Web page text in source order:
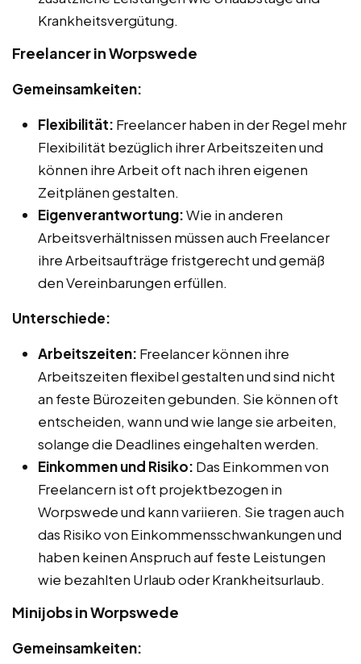
Krankheitsvergütung.
Freelancer in Worpswede
Gemeinsamkeiten:
Flexibilität: Freelancer haben in der Regel mehr
Flexibilität bezüglich ihrer Arbeitszeiten und
können ihre Arbeit oft nach ihren eigenen
Zeitplänen gestalten.
Eigenverantwortung:Wie in anderen
Arbeitsverhältnissen müssen auch Freelancer
ihre Arbeitsaufträge fristgerecht und gemäß
den Vereinbarungen erfüllen.
Unterschiede:
Arbeitszeiten: Freelancer können ihre
Arbeitszeiten flexibel gestalten und sind nicht
an feste Bürozeiten gebunden. Sie können oft
entscheiden, wann und wie lange sie arbeiten,
solange die Deadlines eingehalten werden.
Einkommen und Risiko: Das Einkommen von
Freelancern ist oft projektbezogen in
Worpswede und kann variieren. Sie tragen auch
das Risiko von Einkommensschwankungen und
haben keinen Anspruch auf feste Leistungen
wie bezahlten Urlaub oder Krankheitsurlaub.
Minijobs in Worpswede
Gemeinsamkeiten: